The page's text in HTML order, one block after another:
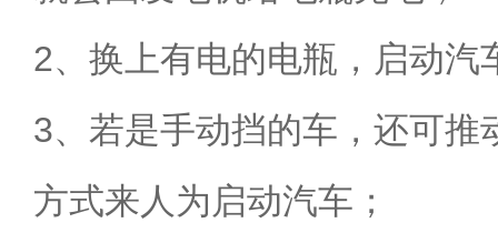
2、换上有电的电瓶，启动汽
3、若是手动挡的车，还可推
方式来人为启动汽车；